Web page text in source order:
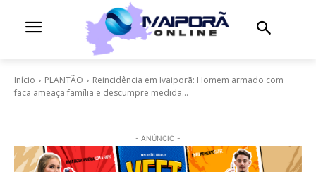
Início PLANTÃO
Reincidência em Ivaiporã: Homem armado com
faca ameaça família e descumpre medida...
- ANÚNCIO -